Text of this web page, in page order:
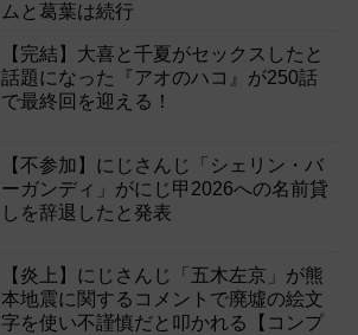
ムと葛葉は続行
【完結】大喜と千夏がセックスしたと
話題になった『アオのハコ』が250話
で最終回を迎える！
【不参加】にじさんじ「シェリン・バ
ーガンディ」がにじ甲2026への名前貸
しを辞退したと発表
【炎上】にじさんじ「五木左京」が熊
本地震に関するコメントで廃墟の絵文
字を使い不謹慎だと叩かれる【コンプ